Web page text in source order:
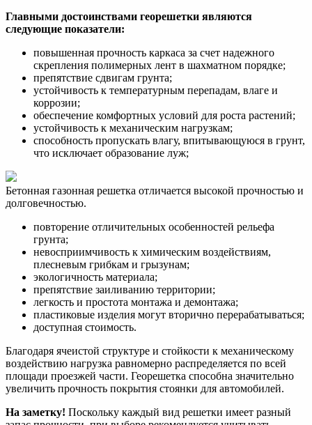
Главными достоинствами георешетки являются
следующие показатели:
повышенная прочность каркаса за счет надежного
скрепления полимерных лент в шахматном порядке;
препятствие сдвигам грунта;
устойчивость к температурным перепадам, влаге и
коррозии;
обеспечение комфортных условий для роста растений;
устойчивость к механическим нагрузкам;
способность пропускать влагу, впитывающуюся в грунт,
что исключает образование луж;
Бетонная газонная решетка отличается высокой прочностью и
долговечностью.
повторение отличительных особенностей рельефа
грунта;
невосприимчивость к химическим воздействиям,
плесневым грибкам и грызунам;
экологичность материала;
препятствие заиливанию территории;
легкость и простота монтажа и демонтажа;
пластиковые изделия могут вторично перерабатываться;
доступная стоимость.
Благодаря ячеистой структуре и стойкости к механическому
воздействию нагрузка равномерно распределяется по всей
площади проезжей части. Георешетка способна значительно
увеличить прочность покрытия стоянки для автомобилей.
На заметку! Поскольку каждый вид решетки имеет разный